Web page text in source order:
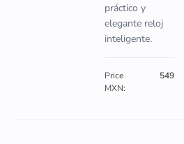
práctico y
elegante reloj
inteligente.
Price
MXN:
549